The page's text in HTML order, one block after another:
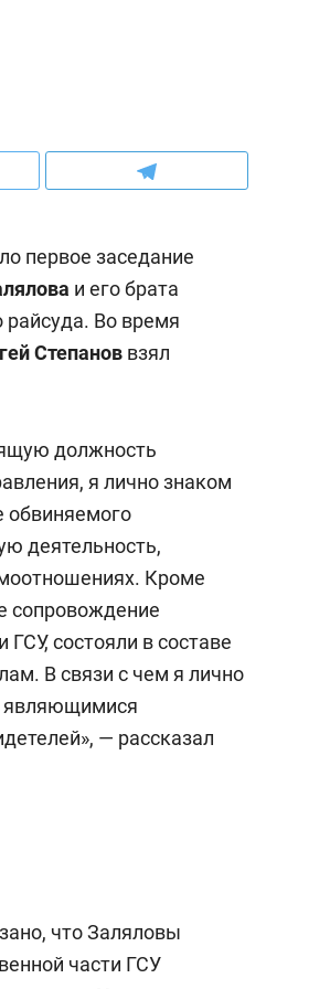
первое заседание
и его брата
райсуда. Во время
Степанов взял
должность
я лично знаком
деятельность,
Кроме
сопровождение
состояли в составе
В связи с чем я лично
являющимися
— рассказал
что Заляловы
части ГСУ
«Если меня не услышат
с минбара – буду
с вершины горы»